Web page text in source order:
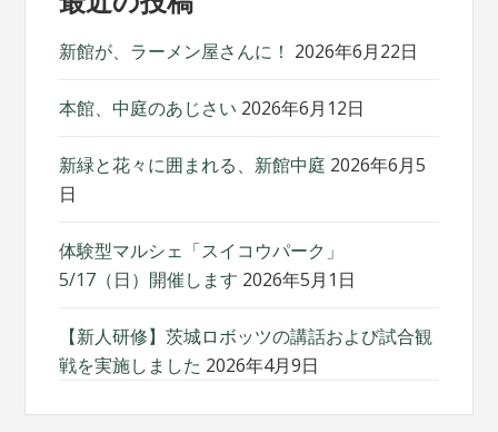
新館が、ラーメン屋さんに！ 2026年6月22日
本館、中庭のあじさい 2026年6月12日
新緑と花々に囲まれる、新館中庭 2026年6月5
日
体験型マルシェ「スイコウパーク」
5/17（日）開催します 2026年5月1日
【新人研修】茨城ロボッツの講話および試合観
戦を実施しました 2026年4月9日